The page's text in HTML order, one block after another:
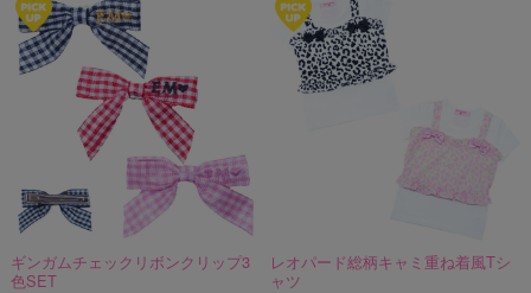
ギンガムチェックリボンクリップ3
色SET
レオパード総柄キャミ重ね着風Tシ
ャツ